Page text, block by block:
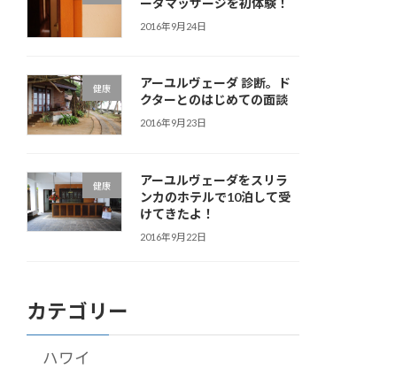
ーダマッサージを初体験！
2016年9月24日
健康
アーユルヴェーダ 診断。ド
クターとのはじめての面談
2016年9月23日
健康
アーユルヴェーダをスリラ
ンカのホテルで10泊して受
けてきたよ！
2016年9月22日
カテゴリー
ハワイ